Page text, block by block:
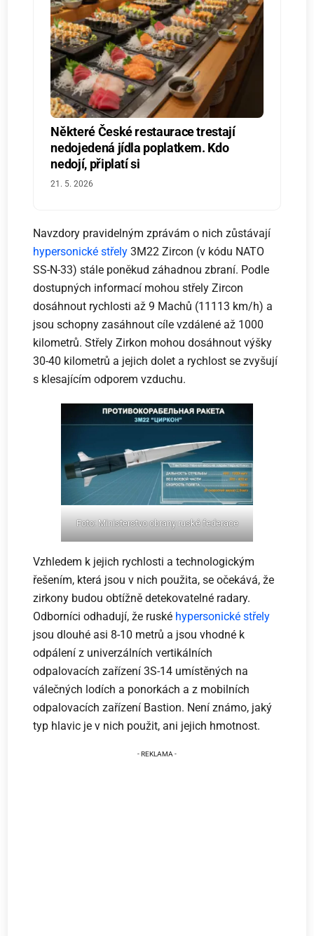
Některé České restaurace trestají
nedojedená jídla poplatkem. Kdo
nedojí, připlatí si
21. 5. 2026
Navzdory pravidelným zprávám o nich zůstávají
hypersonické střely 3M22 Zircon (v kódu NATO
SS-N-33) stále poněkud záhadnou zbraní. Podle
dostupných informací mohou střely Zircon
dosáhnout rychlosti až 9 Machů (11113 km/h) a
jsou schopny zasáhnout cíle vzdálené až 1000
kilometrů. Střely Zirkon mohou dosáhnout výšky
30-40 kilometrů a jejich dolet a rychlost se zvyšují
s klesajícím odporem vzduchu.
Foto: Ministerstvo obranyruské federace
Vzhledem k jejich rychlosti a technologickým
řešením, která jsou v nich použita, se očekává, že
zirkony budou obtížně detekovatelné radary.
Odborníci odhadují, že ruské hypersonické střely
jsou dlouhé asi 8-10 metrů a jsou vhodné k
odpálení z univerzálních vertikálních
odpalovacích zařízení 3S-14 umístěných na
válečných lodích a ponorkách a z mobilních
odpalovacích zařízení Bastion. Není známo, jaký
typ hlavic je v nich použit, ani jejich hmotnost.